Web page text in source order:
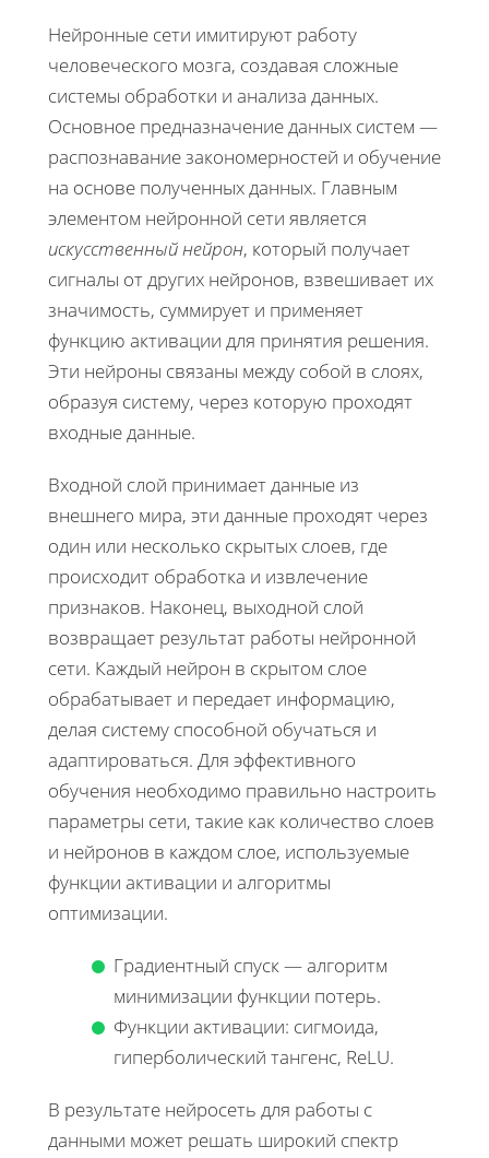
Нейронные сети имитируют работу
человеческого мозга, создавая сложные
системы обработки и анализа данных.
Основное предназначение данных систем —
распознавание закономерностей и обучение
на основе полученных данных. Главным
элементом нейронной сети является
искусственный нейрон, который получает
сигналы от других нейронов, взвешивает их
значимость, суммирует и применяет
функцию активации для принятия решения.
Эти нейроны связаны между собой в слоях,
образуя систему, через которую проходят
входные данные.
Входной слой принимает данные из
внешнего мира, эти данные проходят через
один или несколько скрытых слоев, где
происходит обработка и извлечение
признаков. Наконец, выходной слой
возвращает результат работы нейронной
сети. Каждый нейрон в скрытом слое
обрабатывает и передает информацию,
делая систему способной обучаться и
адаптироваться. Для эффективного
обучения необходимо правильно настроить
параметры сети, такие как количество слоев
и нейронов в каждом слое, используемые
функции активации и алгоритмы
оптимизации.
Градиентный спуск — алгоритм
минимизации функции потерь.
Функции активации: сигмоида,
гиперболический тангенс, ReLU.
В результате нейросеть для работы с
данными может решать широкий спектр